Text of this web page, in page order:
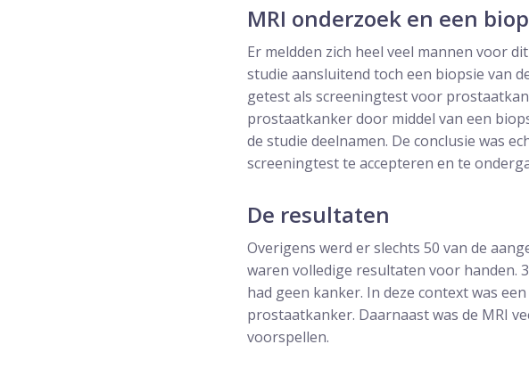
MRI onderzoek en een
Er meldden zich heel veel mannen voor
studie aansluitend toch een biopsie van
getest als screeningtest voor
prostaatkanker door middel van een
de studie deelnamen. De conclusie was
screeningtest te accepteren en te
De resultaten
Overigens werd er slechts 50 van de
waren volledige resultaten voor handen.
had geen kanker. In deze context was
prostaatkanker. Daarnaast was de MRI
voorspellen.